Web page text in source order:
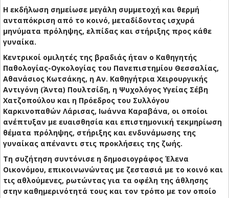
Η εκδήλωση σημείωσε μεγάλη συμμετοχή και θερμή
ανταπόκριση από το κοινό, μεταδίδοντας ισχυρά
μηνύματα πρόληψης, ελπίδας και στήριξης προς κάθε
γυναίκα.
Κεντρικοί ομιλητές της βραδιάς ήταν ο Καθηγητής
Παθολογίας-Ογκολογίας του Πανεπιστημίου Θεσσαλίας,
Αθανάσιος Κωτσάκης, η Αν. Καθηγήτρια Χειρουργικής
Αντιγόνη (Άντα) Πουλτσίδη, η Ψυχολόγος Υγείας Σέβη
Χατζοπούλου και η Πρόεδρος του Συλλόγου
Καρκινοπαθών Λάρισας, Ιωάννα Καραβάνα, οι οποίοι
ανέπτυξαν με ευαισθησία και επιστημονική τεκμηρίωση
θέματα πρόληψης, στήριξης και ενδυνάμωσης της
γυναίκας απέναντι στις προκλήσεις της ζωής.
Τη συζήτηση συντόνισε η δημοσιογράφος Έλενα
Οικονόμου, επικοινωνώντας με ζεστασιά με το κοινό και
τις αθλούμενες, ρωτώντας για τα οφέλη της άθλησης
στην καθημερινότητά τους και τον τρόπο με τον οποίο